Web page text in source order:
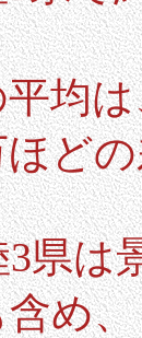
均
ど
県は
め、